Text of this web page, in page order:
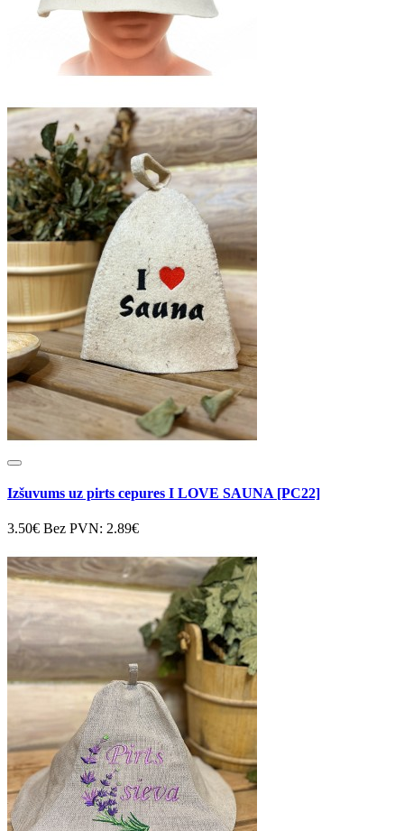
Izšuvums uz pirts cepures I LOVE SAUNA [PC22]
3.50€ Bez PVN: 2.89€